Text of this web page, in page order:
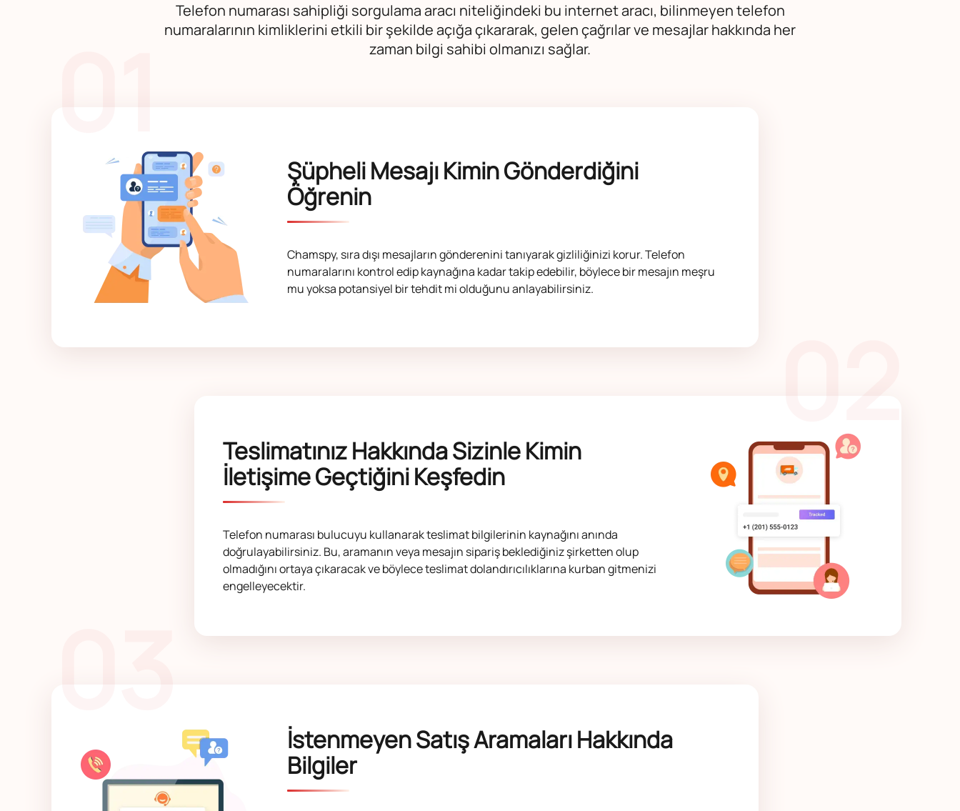
Telefon numarası sahipliği sorgulama aracı niteliğindeki bu internet aracı, bilinmeyen telefon
numaralarının kimliklerini etkili bir şekilde açığa çıkararak, gelen çağrılar ve mesajlar hakkında her
zaman bilgi sahibi olmanızı sağlar.
01
Şüpheli Mesajı Kimin Gönderdiğini
Öğrenin
Chamspy, sıra dışı mesajların gönderenini tanıyarak gizliliğinizi korur. Telefon
numaralarını kontrol edip kaynağına kadar takip edebilir, böylece bir mesajın meşru
mu yoksa potansiyel bir tehdit mi olduğunu anlayabilirsiniz.
02
Teslimatınız Hakkında Sizinle Kimin
İletişime Geçtiğini Keşfedin
Telefon numarası bulucuyu kullanarak teslimat bilgilerinin kaynağını anında
doğrulayabilirsiniz. Bu, aramanın veya mesajın sipariş beklediğiniz şirketten olup
olmadığını ortaya çıkaracak ve böylece teslimat dolandırıcılıklarına kurban gitmenizi
engelleyecektir.
03
İstenmeyen Satış Aramaları Hakkında
Bilgiler